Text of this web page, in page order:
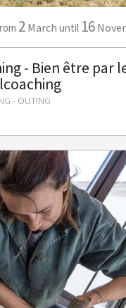
2 March until 16
- Bien être par
- OUTING